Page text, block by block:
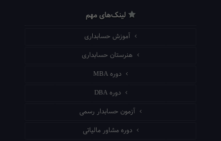
لینک‌های مهم
آموزش حسابداری
هنرستان حسابداری
دوره MBA
دوره DBA
آزمون حسابدار رسمی
دوره مشاور مالیاتی